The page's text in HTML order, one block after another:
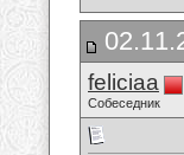
feliciaa
Собеседник